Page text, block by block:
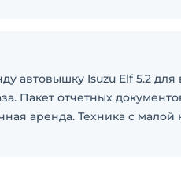
автовышку Isuzu Elf 5.2
Пакет отчетных
аренда. Техника с малой